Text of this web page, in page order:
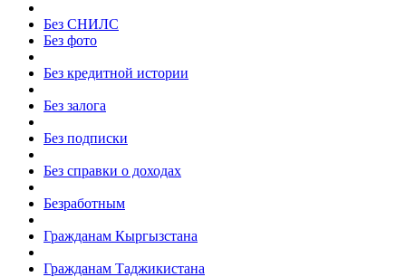
Без СНИЛС
Без фото
Без кредитной истории
Без залога
Без подписки
Без справки о доходах
Безработным
Гражданам Кыргызстана
Гражданам Таджикистана